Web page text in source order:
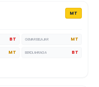
MT
BT GEMAR BELAJAR MT
MT BEROLAHRAGA BT